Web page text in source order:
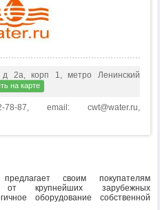
д 2а, корп 1, метро Ленинский
на карте
87, email: cwt@water.ru,
своим покупателям
от крупнейших зарубежных
оборудование собственной